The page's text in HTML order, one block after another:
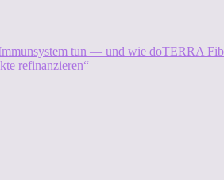
tun — und wie dōTERRA
refinanzieren“